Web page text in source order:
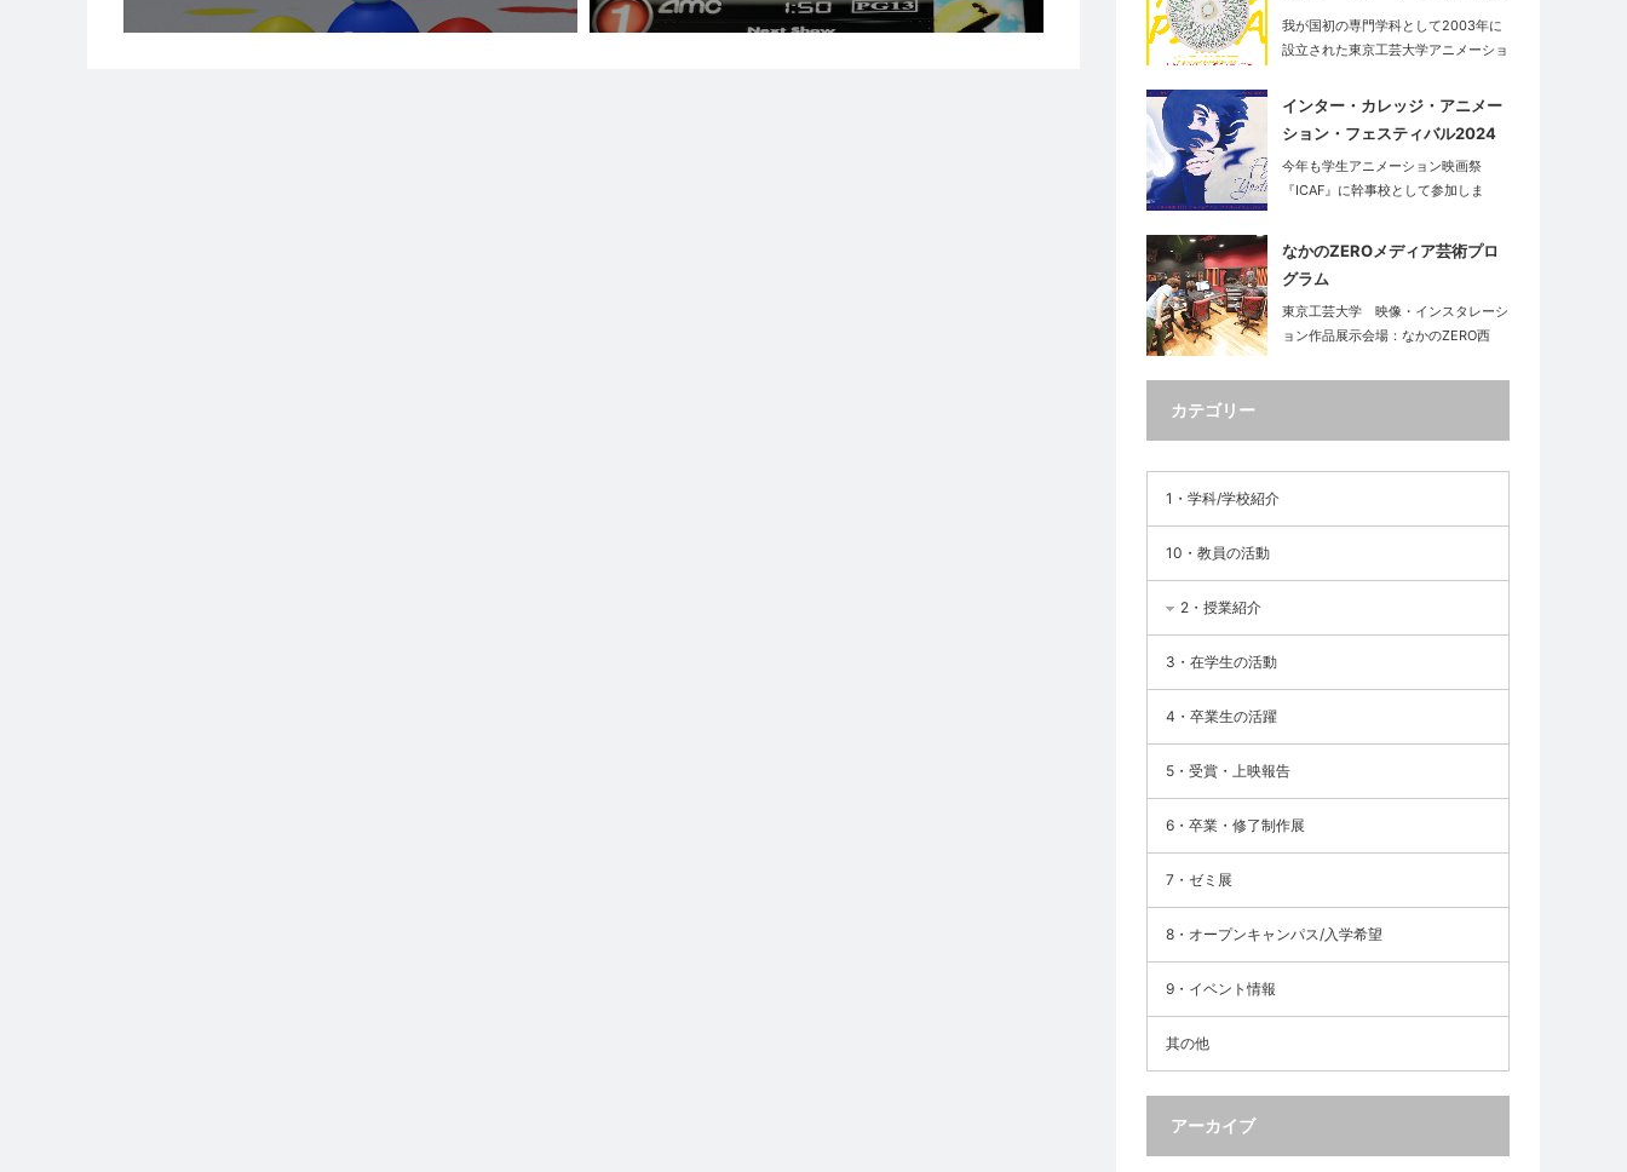
中
我が国初の専門学科として2003年に
設立された東京工芸大学アニメーショ
インター・カレッジ・アニメー
ション・フェスティバル2024
今年も学生アニメーション映画祭
『ICAF』に幹事校として参加しま
なかのZEROメディア芸術プロ
グラム
東京工芸大学 映像・インスタレーシ
ョン作品展示会場：なかのZERO西
カテゴリー
1・学科/学校紹介
10・教員の活動
2・授業紹介
3・在学生の活動
4・卒業生の活躍
5・受賞・上映報告
6・卒業・修了制作展
7・ゼミ展
8・オープンキャンパス/入学希望
9・イベント情報
其の他
アーカイブ